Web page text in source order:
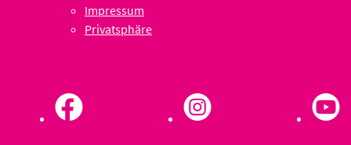
Impressum
Privatsphäre